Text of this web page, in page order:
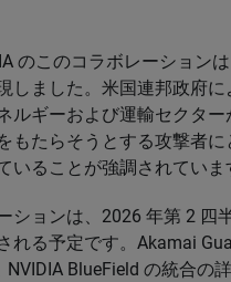
のこのコラボレーション
しました。米国連邦政府に
ルギーおよび運輸セクター
もたらそうとする攻撃者に
いることが強調されていま
ションは、2026 年第 2 四
れる予定です。Akamai
NVIDIA BlueField の統合の